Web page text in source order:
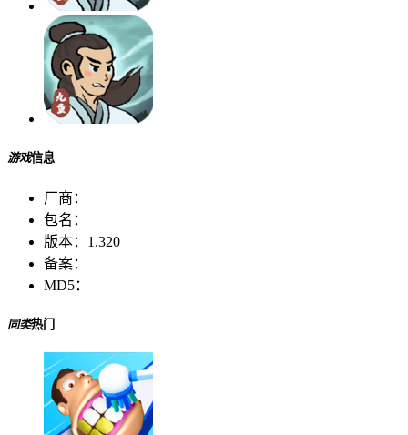
游戏信息
厂商：
包名：
版本： 1.320
备案：
MD5：
同类热门